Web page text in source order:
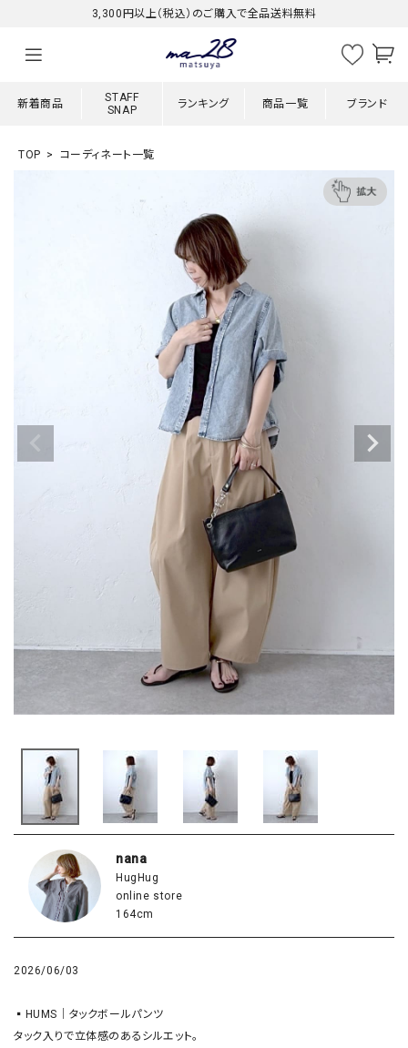
3,300円以上（税込）のご購入で全品送料無料
新着商品
STAFF
SNAP
ランキング 商品一覧 ブランド
TOP コーディネート一覧
nana
HugHug
online store
164cm
2026/06/03
▪️HUMS｜タックボールパンツ
タック入りで立体感のあるシルエット。